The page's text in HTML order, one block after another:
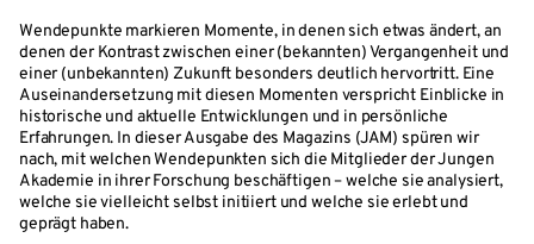
Wendepunkte markieren Momente, in denen sich etwas ändert, an
denen der Kontrast zwischen einer (bekannten) Vergangenheit und
einer (unbekannten) Zukunft besonders deutlich hervortritt. Eine
Auseinandersetzung mit diesen Momenten verspricht Einblicke in
historische und aktuelle Entwicklungen und in persönliche
Erfahrungen. In dieser Ausgabe des Magazins (JAM) spüren wir
nach, mit welchen Wendepunkten sich die Mitglieder der Jungen
Akademie in ihrer Forschung beschäftigen – welche sie analysiert,
welche sie vielleicht selbst initiiert und welche sie erlebt und
geprägt haben.